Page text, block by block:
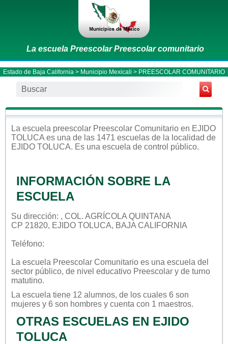
La escuela Preescolar Preescolar comunitario
Estado de Baja California > Municipio Mexicali > PREESCOLAR COMUNITARIO
La escuela preescolar Preescolar Comunitario en EJIDO
TOLUCA es una de las 1471 escuelas de la localidad de
EJIDO TOLUCA. Es una escuela de control público.
INFORMACIÓN SOBRE LA
ESCUELA
Su dirección: , COL. AGRÍCOLA QUINTANA
CP 21820, EJIDO TOLUCA, BAJA CALIFORNIA
Teléfono:
La escuela Preescolar Comunitario es una escuela del
sector público, de nivel educativo Preescolar y de turno
matutino.
La escuela tiene 12 alumnos, de los cuales 6 son
mujeres y 6 son hombres y cuenta con 1 maestros.
OTRAS ESCUELAS EN EJIDO
TOLUCA